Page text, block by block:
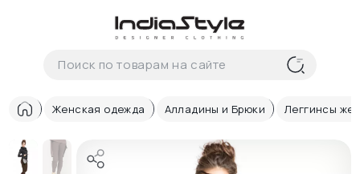
Корзина
В корзиненеттоваров
Женская одежда Алладины и Брюки Леггинсы